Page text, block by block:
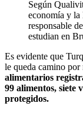
Según
economía y la
responsable
estudian en
Es evidente que
le queda camino por
alimentarios
99 alimentos, siete
protegidos.